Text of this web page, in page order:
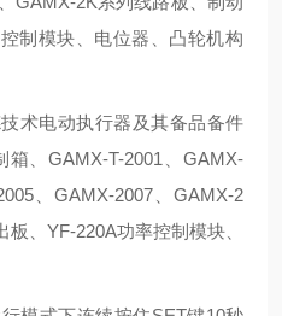
制模块、电位器、凸轮机构
术电动执行器及其备品备件
、GAMX-T-2001、GAMX-
、GAMX-2007、GAMX-2
、YF-220A功率控制模块、